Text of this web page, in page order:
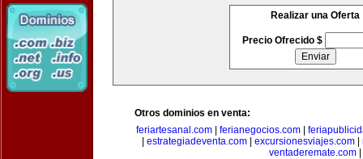
Realizar una Oferta
Precio Ofrecido $
Otros dominios en venta:
feriartesanal.com
ferianegocios.com
estrategiadeventa.com| excursionesviajes.com|
ventaderemate.com